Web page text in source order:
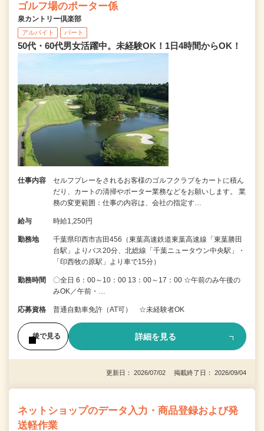
ゴルフ場のポーター係
泉カントリー倶楽部
アルバイト パート
50代・60代男女活躍中。未経験OK！1日4時間からOK！
仕事内容
セルフプレーをされるお客様のゴルフクラブをカートに積ん
だり、カートの清掃やポーター業務などをお願いします。 業
務の変更範囲：仕事の内容は、会社の指定す…
給与 時給1,250円
勤務地
千葉県印西市吉田456（東葉高速鉄道東葉高速線「東葉勝田
台駅」よりバス20分、北総線「千葉ニュータウン中央駅」・
「印西牧の原駅」より車で15分）
勤務時間
〇全日 6：00～10：00 13：00～17：00 ☆午前のみ午後の
みOK／午前・…
応募資格 普通自動車免許（AT可） ☆未経験者OK
後で見る 詳細を見る
更新日： 2026/07/02 掲載終了日： 2026/09/04
ネットショップのデータ入力・商品登録および発
送軽作業